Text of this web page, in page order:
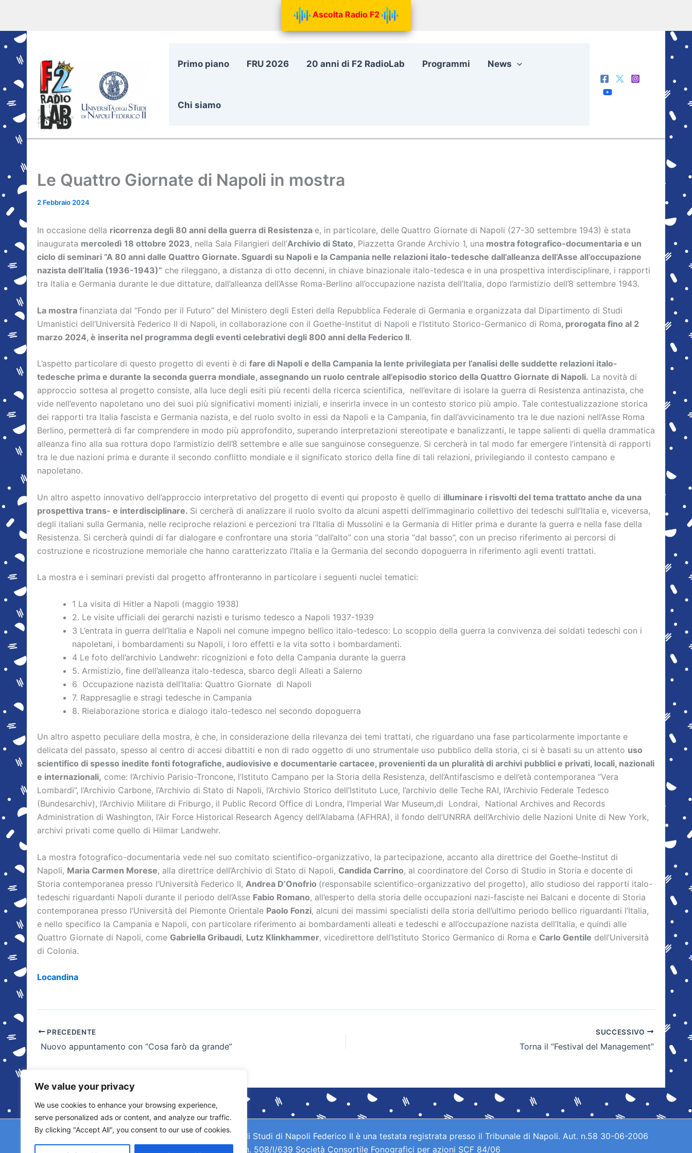
We value your privacy
We use cookies to enhance your browsing experience,
serve personalized ads or content, and analyze our traffic.
By clicking "Accept All", you consent to our use of cookies.
Ascolta Radio F2
contenuto
Primo piano FRU 2026 20 anni di F2 RadioLab Programmi News
Chi siamo
Le Quattro Giornate di Napoli in mostra
2 Febbraio 2024
In occasione della ricorrenza degli 80 anni della guerra di Resistenza e, in particolare, delle Quattro Giornate di Napoli (27-30 settembre 1943) è stata
inaugurata mercoledì 18 ottobre 2023, nella Sala Filangieri dell’Archivio di Stato, Piazzetta Grande Archivio 1, una mostra fotografico-documentaria e un
ciclo di seminari “A 80 anni dalle Quattro Giornate. Sguardi su Napoli e la Campania nelle relazioni italo-tedesche dall’alleanza dell’Asse all’occupazione
nazista dell’Italia (1936-1943)” che rileggano, a distanza di otto decenni, in chiave binazionale italo-tedesca e in una prospettiva interdisciplinare, i rapporti
tra Italia e Germania durante le due dittature, dall’alleanza dell’Asse Roma-Berlino all’occupazione nazista dell’Italia, dopo l’armistizio dell’8 settembre 1943.
La mostra finanziata dal “Fondo per il Futuro” del Ministero degli Esteri della Repubblica Federale di Germania e organizzata dal Dipartimento di Studi
Umanistici dell’Università Federico II di Napoli, in collaborazione con il Goethe-Institut di Napoli e l’Istituto Storico-Germanico di Roma, prorogata fino al 2
marzo 2024, è inserita nel programma degli eventi celebrativi degli 800 anni della Federico II.
L’aspetto particolare di questo progetto di eventi è di fare di Napoli e della Campania la lente privilegiata per l’analisi delle suddette relazioni italo-
tedesche prima e durante la seconda guerra mondiale, assegnando un ruolo centrale all’episodio storico della Quattro Giornate di Napoli. La novità di
approccio sottesa al progetto consiste, alla luce degli esiti più recenti della ricerca scientifica, nell’evitare di isolare la guerra di Resistenza antinazista, che
vide nell’evento napoletano uno dei suoi più significativi momenti iniziali, e inserirla invece in un contesto storico più ampio. Tale contestualizzazione storica
dei rapporti tra Italia fascista e Germania nazista, e del ruolo svolto in essi da Napoli e la Campania, fin dall’avvicinamento tra le due nazioni nell’Asse Roma
Berlino, permetterà di far comprendere in modo più approfondito, superando interpretazioni stereotipate e banalizzanti, le tappe salienti di quella drammatica
alleanza fino alla sua rottura dopo l’armistizio dell’8 settembre e alle sue sanguinose conseguenze. Si cercherà in tal modo far emergere l’intensità di rapporti
tra le due nazioni prima e durante il secondo conflitto mondiale e il significato storico della fine di tali relazioni, privilegiando il contesto campano e
napoletano.
Un altro aspetto innovativo dell’approccio interpretativo del progetto di eventi qui proposto è quello di illuminare i risvolti del tema trattato anche da una
prospettiva trans- e interdisciplinare. Si cercherà di analizzare il ruolo svolto da alcuni aspetti dell’immaginario collettivo dei tedeschi sull’Italia e, viceversa,
degli italiani sulla Germania, nelle reciproche relazioni e percezioni tra l’Italia di Mussolini e la Germania di Hitler prima e durante la guerra e nella fase della
Resistenza. Si cercherà quindi di far dialogare e confrontare una storia “dall’alto” con una storia “dal basso”, con un preciso riferimento ai percorsi di
costruzione e ricostruzione memoriale che hanno caratterizzato l’Italia e la Germania del secondo dopoguerra in riferimento agli eventi trattati.
La mostra e i seminari previsti dal progetto affronteranno in particolare i seguenti nuclei tematici:
1 La visita di Hitler a Napoli (maggio 1938)
2. Le visite ufficiali dei gerarchi nazisti e turismo tedesco a Napoli 1937-1939
3 L’entrata in guerra dell’Italia e Napoli nel comune impegno bellico italo-tedesco: Lo scoppio della guerra la convivenza dei soldati tedeschi con i
napoletani, i bombardamenti su Napoli, i loro effetti e la vita sotto i bombardamenti.
4 Le foto dell’archivio Landwehr: ricognizioni e foto della Campania durante la guerra
5. Armistizio, fine dell’alleanza italo-tedesca, sbarco degli Alleati a Salerno
6 Occupazione nazista dell’Italia: Quattro Giornate di Napoli
7. Rappresaglie e stragi tedesche in Campania
8. Rielaborazione storica e dialogo italo-tedesco nel secondo dopoguerra
Un altro aspetto peculiare della mostra, è che, in considerazione della rilevanza dei temi trattati, che riguardano una fase particolarmente importante e
delicata del passato, spesso al centro di accesi dibattiti e non di rado oggetto di uno strumentale uso pubblico della storia, ci si è basati su un attento uso
scientifico di spesso inedite fonti fotografiche, audiovisive e documentarie cartacee, provenienti da un pluralità di archivi pubblici e privati, locali, nazionali
e internazionali, come: l’Archivio Parisio-Troncone, l’Istituto Campano per la Storia della Resistenza, dell’Antifascismo e dell’età contemporanea “Vera
Lombardi”, l’Archivio Carbone, l’Archivio di Stato di Napoli, l’Archivio Storico dell’Istituto Luce, l’archivio delle Teche RAI, l’Archivio Federale Tedesco
(Bundesarchiv), l’Archivio Militare di Friburgo, il Public Record Office di Londra, l’Imperial War Museum,di Londrai, National Archives and Records
Administration di Washington, l’Air Force Historical Research Agency dell’Alabama (AFHRA), il fondo dell’UNRRA dell’Archivio delle Nazioni Unite di New York,
archivi privati come quello di Hilmar Landwehr.
La mostra fotografico-documentaria vede nel suo comitato scientifico-organizzativo, la partecipazione, accanto alla direttrice del Goethe-Institut di
Napoli, Maria Carmen Morese, alla direttrice dell’Archivio di Stato di Napoli, Candida Carrino, al coordinatore del Corso di Studio in Storia e docente di
Storia contemporanea presso l’Università Federico II, Andrea D’Onofrio (responsabile scientifico-organizzativo del progetto), allo studioso dei rapporti italo-
tedeschi riguardanti Napoli durante il periodo dell’Asse Fabio Romano, all’esperto della storia delle occupazioni nazi-fasciste nei Balcani e docente di Storia
contemporanea presso l’Università del Piemonte Orientale Paolo Fonzi, alcuni dei massimi specialisti della storia dell’ultimo periodo bellico riguardanti l’Italia,
e nello specifico la Campania e Napoli, con particolare riferimento ai bombardamenti alleati e tedeschi e all’occupazione nazista dell’Italia, e quindi alle
Quattro Giornate di Napoli, come Gabriella Gribaudi, Lutz Klinkhammer, vicedirettore dell’Istituto Storico Germanico di Roma e Carlo Gentile dell’Università
di Colonia.
Locandina
PRECEDENTE
Nuovo appuntamento con “Cosa farò da grande”
SUCCESSIVO
Torna il “Festival del Management”
Copyright © 2026 © F2 Radio Lab - Università degli Studi di Napoli Federico II è una testata registrata presso il Tribunale di Napoli. Aut. n.58 30-06-2006
Licenza SIAE n. 508/I/639 Società Consortile Fonografici per azioni SCF 84/06